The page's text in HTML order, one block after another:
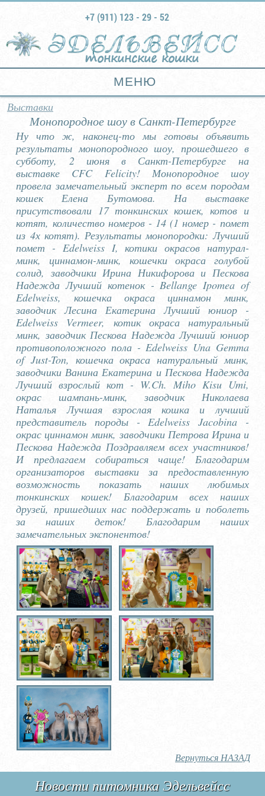
тонкинские кошки
+7 (911) 123 - 29 - 52
МЕНЮ
Выставки
Монопородное шоу в Санкт-Петербурге
Ну что ж, наконец-то мы готовы объявить
результаты монопородного шоу, прошедшего в
субботу, 2 июня в Санкт-Петербурге на
выставке CFC Felicity! Монопородное шоу
провела замечательный эксперт по всем породам
кошек Елена Бутомова. На выставке
присутствовали 17 тонкинских кошек, котов и
котят, количество номеров - 14 (1 номер - помет
из 4х котят). Результаты монопородки: Лучший
помет - Edelweiss I, котики окрасов натурал-
минк, циннамон-минк, кошечки окраса голубой
солид, заводчики Ирина Никифорова и Пескова
Надежда Лучший котенок - Bellange Ipomea of
Edelweiss, кошечка окраса циннамон минк,
заводчик Лесина Екатерина Лучший юниор -
Edelweiss Vermeer, котик окраса натуральный
минк, заводчик Пескова Надежда Лучший юниор
противоположного пола - Edelweiss Una Gemma
of Just-Ton, кошечка окраса натуральный минк,
заводчики Ванина Екатерина и Пескова Надежда
Лучший взрослый кот - W.Ch. Miho Kisu Umi,
окрас шампань-минк, заводчик Николаева
Наталья Лучшая взрослая кошка и лучший
представитель породы - Edelweiss Jacobina -
окрас циннамон минк, заводчики Петрова Ирина и
Пескова Надежда Поздравляем всех участников!
И предлагаем собираться чаще! Благодарим
организаторов выставки за предоставленную
возможность показать наших любимых
тонкинских кошек! Благодарим всех наших
друзей, пришедших нас поддержать и поболеть
за наших деток! Благодарим наших
замечательных экспонентов!
Вернуться НАЗАД
Новости питомника Эдельвейсс